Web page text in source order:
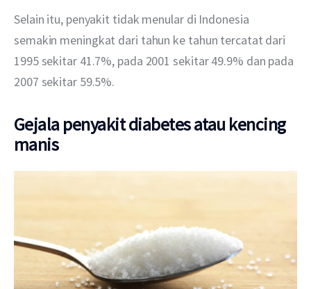
Selain itu, penyakit tidak menular di Indonesia
semakin meningkat dari tahun ke tahun tercatat dari
1995 sekitar 41.7%, pada 2001 sekitar 49.9% dan pada
2007 sekitar 59.5%.
Gejala penyakit diabetes atau kencing
manis